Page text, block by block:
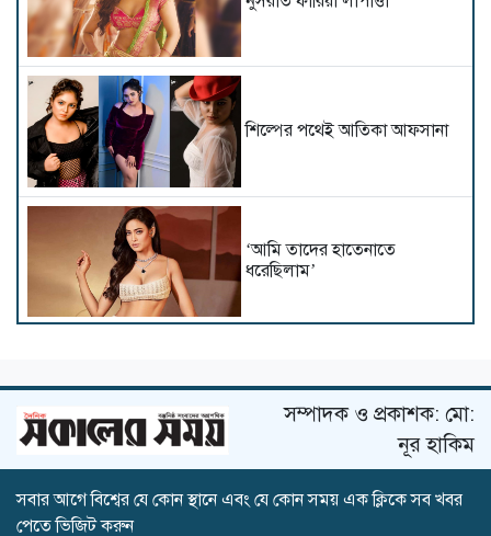
শিল্পের পথেই আতিকা আফসানা
‘আমি তাদের হাতেনাতে
ধরেছিলাম’
ছাড়তে হয় নীহারিকাকে!
‘জেন-জি’ নিয়ে সুর বদলালেন
সম্পাদক ও প্রকাশক: মো:
নূর হাকিম
সবার আগে বিশ্বের যে কোন স্থানে এবং যে কোন সময় এক ক্লিকে সব খবর
পেতে ভিজিট করুন